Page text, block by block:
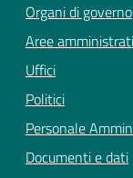
Organi di governo
Aree
Uffici
Politici
Personale
Documenti e dati